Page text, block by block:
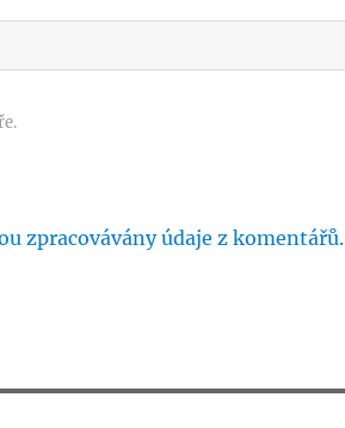
zpracovávány údaje z komentářů.